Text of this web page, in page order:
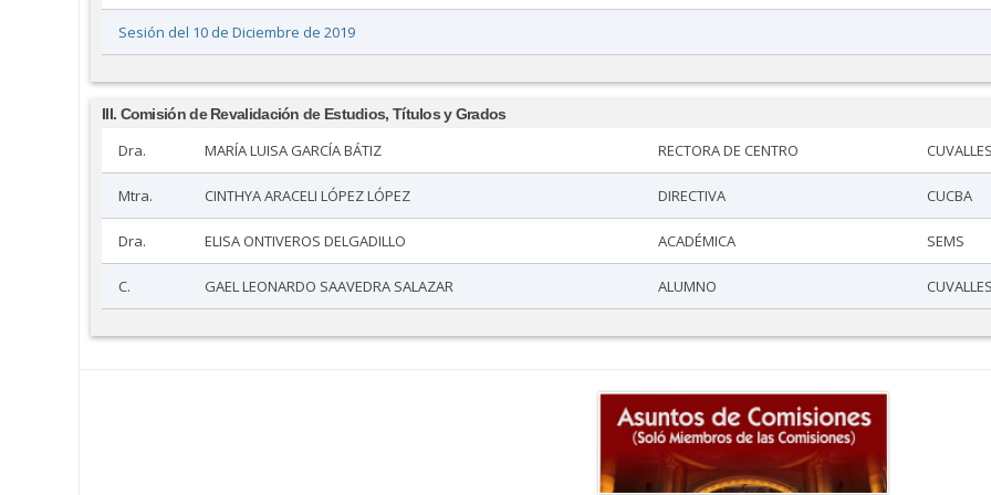
Sesión del 10 de Diciembre de 2019
III. Comisión de Revalidación de Estudios, Títulos y Grados
Dra. MARÍA LUISA GARCÍA BÁTIZ RECTORA DE CENTRO
Mtra. CINTHYA ARACELI LÓPEZ LÓPEZ DIRECTIVA CUCBA
Dra. ELISA ONTIVEROS DELGADILLO ACADÉMICA SEMS
C. GAEL LEONARDO SAAVEDRA SALAZAR ALUMNO